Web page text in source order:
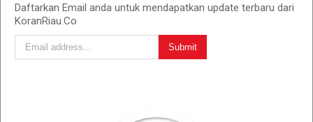
Daftarkan Email anda untuk mendapatkan update terbaru dari
KoranRiau.Co